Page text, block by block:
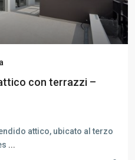
con terrazzi –
attico, ubicato al terzo
...